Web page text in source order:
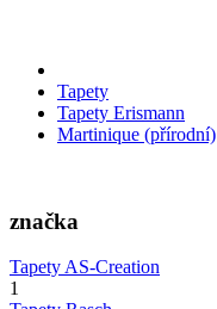
Tapety
Tapety Erismann
Martinique (přírodní)
značka
Tapety AS-Creation
1